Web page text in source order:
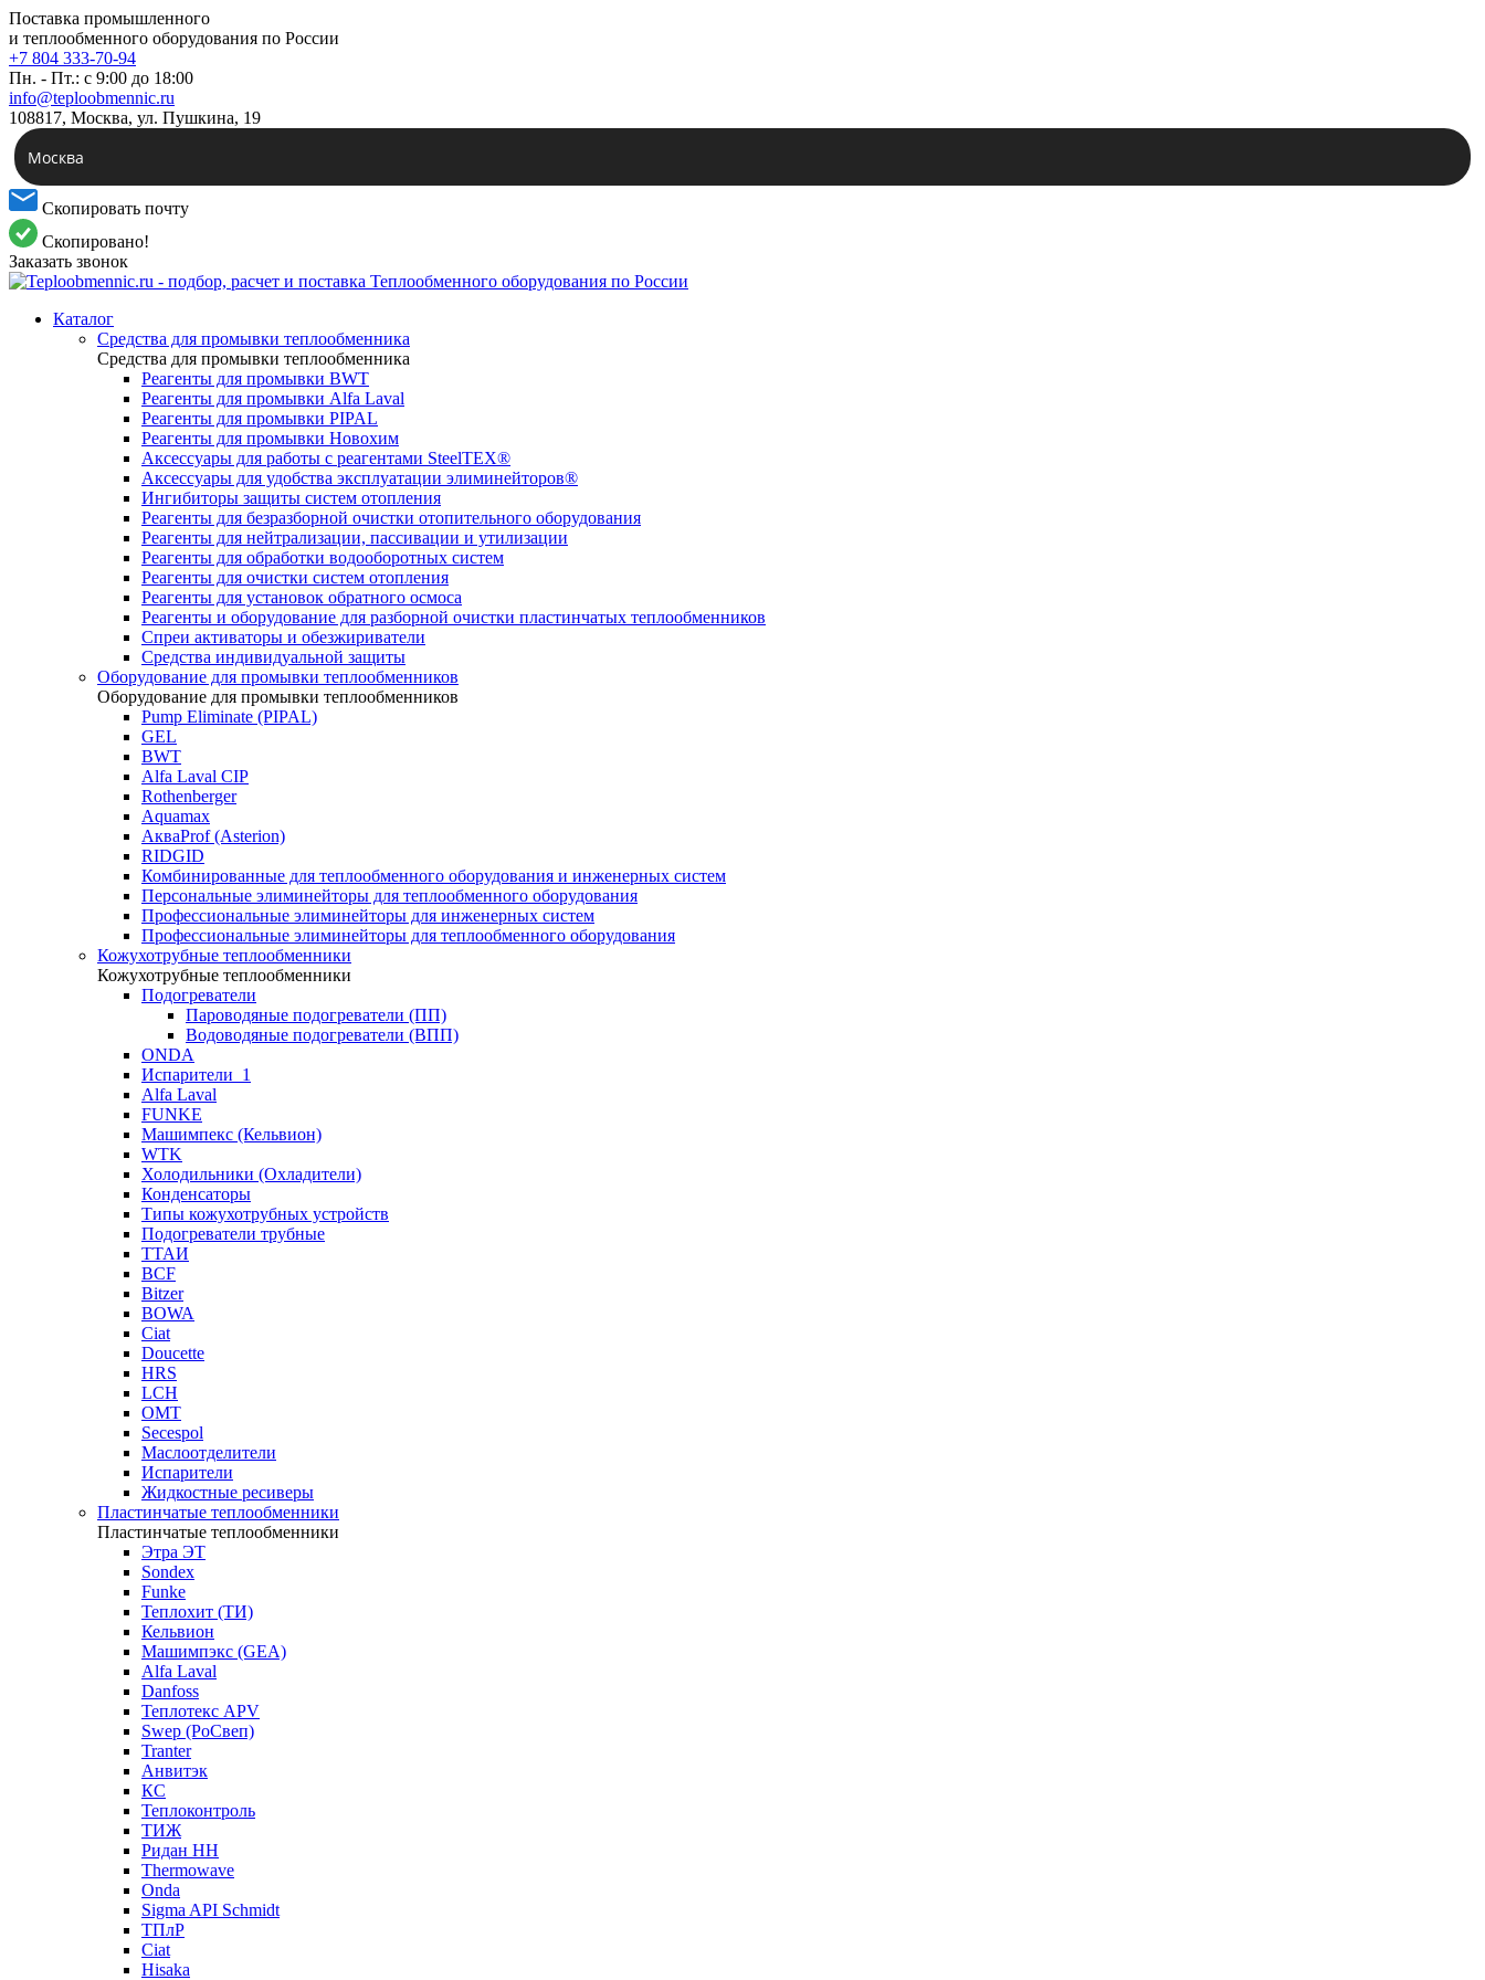
Поставка промышленного
и теплообменного оборудования по России
+7 804 333-70-94
Пн. - Пт.: с 9:00 до 18:00
info@teploobmennic.ru
108817, Москва, ул. Пушкина, 19
Москва
Скопировать почту
Скопировано!
Заказать звонок
Каталог
Средства для промывки теплообменника
Средства для промывки теплообменника
Реагенты для промывки BWT
Реагенты для промывки Alfa Laval
Реагенты для промывки PIPAL
Реагенты для промывки Новохим
Аксессуары для работы с реагентами SteelTEX®
Аксессуары для удобства эксплуатации элиминейторов®
Ингибиторы защиты систем отопления
Реагенты для безразборной очистки отопительного оборудования
Реагенты для нейтрализации, пассивации и утилизации
Реагенты для обработки водооборотных систем
Реагенты для очистки систем отопления
Реагенты для установок обратного осмоса
Реагенты и оборудование для разборной очистки пластинчатых теплообменников
Спреи активаторы и обезжириватели
Средства индивидуальной защиты
Оборудование для промывки теплообменников
Оборудование для промывки теплообменников
Pump Eliminate (PIPAL)
GEL
BWT
Alfa Laval CIP
Rothenberger
Aquamax
АкваProf (Asterion)
RIDGID
Комбинированные для теплообменного оборудования и инженерных систем
Персональные элиминейторы для теплообменного оборудования
Профессиональные элиминейторы для инженерных систем
Профессиональные элиминейторы для теплообменного оборудования
Кожухотрубные теплообменники
Кожухотрубные теплообменники
Подогреватели
Пароводяные подогреватели (ПП)
Водоводяные подогреватели (ВПП)
ONDA
Испарители_1
Alfa Laval
FUNKE
Машимпекс (Кельвион)
WTK
Холодильники (Охладители)
Конденсаторы
Типы кожухотрубных устройств
Подогреватели трубные
ТТАИ
BCF
Bitzer
BOWA
Ciat
Doucette
HRS
LCH
OMT
Secespol
Маслоотделители
Испарители
Жидкостные ресиверы
Пластинчатые теплообменники
Пластинчатые теплообменники
Этра ЭТ
Sondex
Funke
Теплохит (ТИ)
Кельвион
Машимпэкс (GEA)
Alfa Laval
Danfoss
Теплотекс APV
Swep (РоСвеп)
Tranter
Анвитэк
КС
Теплоконтроль
ТИЖ
Ридан НН
Thermowave
Onda
Sigma API Schmidt
ТПлР
Ciat
Hisaka